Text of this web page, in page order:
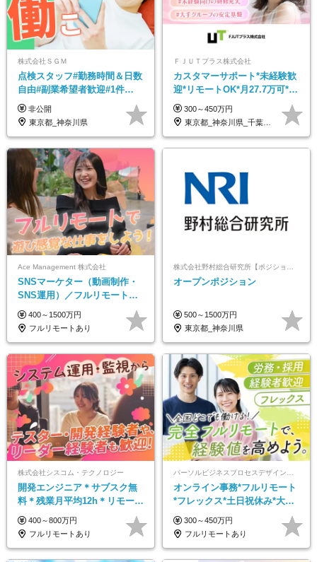
株式会社ＳＧＭ
点検スタッフ#勤務時間＆日数
自由#副業希望者歓迎#1件
13,000円#フリーターOK#資格
スキル不要
非公開
東京都_神奈川県
ＦＪＵＴプラス株式会社
カスタマーサポート*未経験歓
迎*リモートOK*月27.7万可*賞
与年2回*転勤なし*連休
OK/ZE010232
300～450万円
東京都_神奈川県_千葉県_大阪府_愛知県…
Ace Management 株式会社
SNSマーケター（動画制作・
SNS運用）／フルリモートOK
／未経験歓迎【モットーは…
遊び感覚で仕事をする♪】
400～1500万円
フルリモートあり
オープンポジション
500～1500万円
東京都_神奈川県
株式会社シスコム・テクノロジー
開発エンジニア＊サブスク無
料＊残業月平均12h＊リモート
あり＊20～40代活躍中＊時間
休可
400～800万円
フルリモートあり
パーソルビジネスプロセスデザイン株式会社 事業開発本部
オンライン事務*フルリモート
*フレックス*土日祝休み*大手
パーソルグループ*オンライン
面接*30～40代活躍中
300～450万円
フルリモートあり